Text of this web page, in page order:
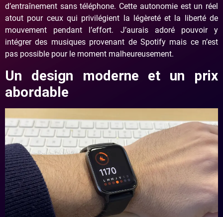
d’entraînement sans téléphone. Cette autonomie est un réel
atout pour ceux qui privilégient la légèreté et la liberté de
mouvement pendant l’effort. J’aurais adoré pouvoir y
intégrer des musiques provenant de Spotify mais ce n’est
pas possible pour le moment malheureusement.
Un design moderne et un prix
abordable